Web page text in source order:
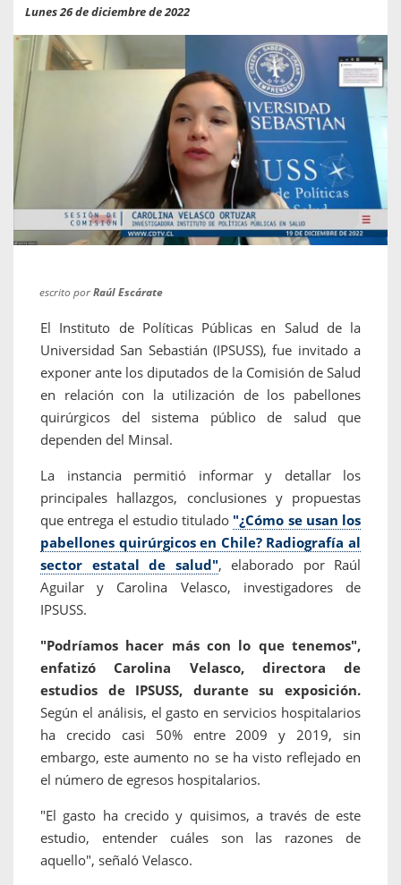
Lunes 26 de diciembre de 2022
escrito porRaúl Escárate
El Instituto de Políticas Públicas en Salud de la
Universidad San Sebastián (IPSUSS), fue invitado a
exponer ante los diputados de la Comisión de Salud
en relación con la utilización de los pabellones
quirúrgicos del sistema público de salud que
dependen del Minsal.
La instancia permitió informar y detallar los
principales hallazgos, conclusiones y propuestas
que entrega el estudio titulado "¿Cómo se usan los
pabellones quirúrgicos en Chile? Radiografía al
sector estatal de salud", elaborado por Raúl
Aguilar y Carolina Velasco, investigadores de
IPSUSS.
"Podríamos hacer más con lo que tenemos",
enfatizó Carolina Velasco, directora de
estudios de IPSUSS, durante su exposición.
Según el análisis, el gasto en servicios hospitalarios
ha crecido casi 50% entre 2009 y 2019, sin
embargo, este aumento no se ha visto reflejado en
el número de egresos hospitalarios.
"El gasto ha crecido y quisimos, a través de este
estudio, entender cuáles son las razones de
aquello", señaló Velasco.